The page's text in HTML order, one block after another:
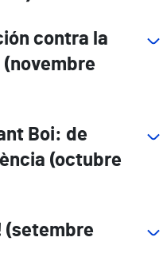
contra la
Boi: de
(octubre
(setembre